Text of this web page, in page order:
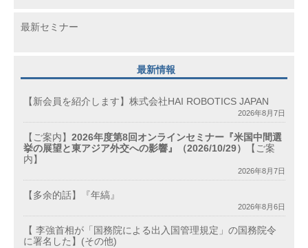
最新セミナー
最新情報
【新会員を紹介します】株式会社HAI ROBOTICS JAPAN
2026年8月7日
【ご案内】 2026年度第8回オンラインセミナー『米国中間選
挙の展望と東アジア外交への影響』（2026/10/29）
【ご案
内】
2026年8月7日
【多余的話】『年縞』
2026年8月6日
【 李強首相が「国務院による出入国管理規定」の国務院令
に署名した】(その他)